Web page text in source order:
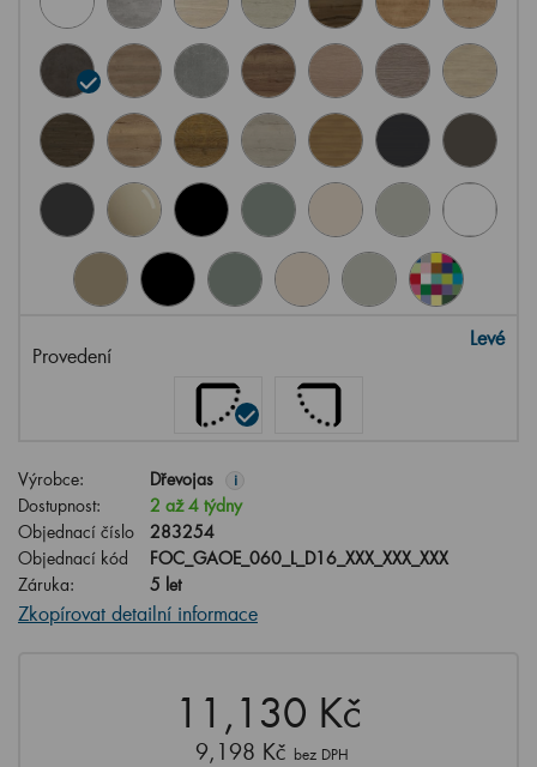
Provedení
Levé
Výrobce: Dřevojas i
Dostupnost:
2 až 4 týdny
Objednací číslo
283254
Objednací kód
FOC_GAOE_060_L_D16_XXX_XXX_XXX
Záruka:
5 let
Zkopírovat detailní informace
11,130 Kč
9,198 Kč bez DPH